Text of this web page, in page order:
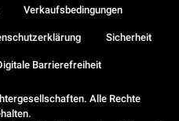
Alle Rechte
Verkaufsbedingungen
Sicherheit
Barrierefreiheit